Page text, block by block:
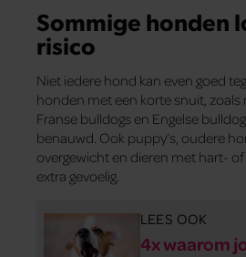
Sommige honden
risico
Niet iedere hond kan even goed
honden met een korte snuit,
Franse bulldogs en Engelse
benauwd. Ook puppy’s, oudere
overgewicht en dieren met hart-
extra gevoelig.
LEES OOK
4x waarom